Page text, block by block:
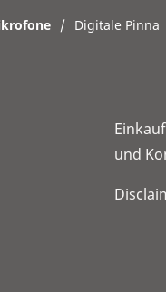
/ Digitale Pinna
und